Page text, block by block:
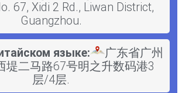
67, Xidi 2 Rd., Liwan District,
Guangzhou.
языке:
广东省广州
堤二马路67号明之升数码港3
层/4层.